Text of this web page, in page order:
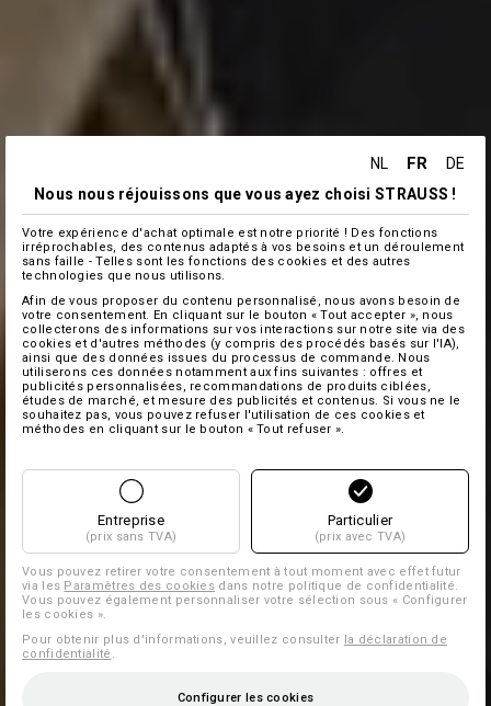
NL FR
DE
Nous nous réjouissons que vous ayez choisi STRAUSS !
Votre expérience d'achat optimale est notre priorité ! Des fonctions
irréprochables, des contenus adaptés à vos besoins et un déroulement
sans faille - Telles sont les fonctions des cookies et des autres
technologies que nous utilisons.
Afin de vous proposer du contenu personnalisé, nous avons besoin de
votre consentement. En cliquant sur le bouton « Tout accepter », nous
collecterons des informations sur vos interactions sur notre site via des
cookies et d'autres méthodes (y compris des procédés basés sur l'IA),
ainsi que des données issues du processus de commande. Nous
utiliserons ces données notamment aux fins suivantes : offres et
publicités personnalisées, recommandations de produits ciblées,
études de marché, et mesure des publicités et contenus. Si vous ne le
souhaitez pas, vous pouvez refuser l'utilisation de ces cookies et
méthodes en cliquant sur le bouton « Tout refuser ».
Entreprise
(prix sans TVA)
Particulier
(prix avec TVA)
Vous pouvez retirer votre consentement à tout moment avec effet futur
via les Paramètres des cookies dans notre politique de confidentialité.
Vous pouvez également personnaliser votre sélection sous « Configurer
les cookies ».
Pour obtenir plus d'informations, veuillez consulter la déclaration de
confidentialité
Configurer les cookies